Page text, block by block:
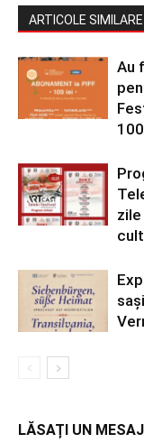
ARTICOLE SIMILARE
Au
LĂSAȚI UN MESAJ